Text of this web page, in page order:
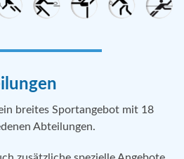
breites Sportangebot mit 18
Abteilungen.